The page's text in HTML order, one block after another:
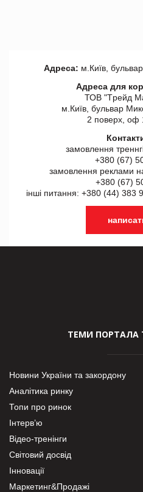
Адреса: м.Київ,
Адреса для
ТОВ "Tрейд
м.Київ, бульвар
2 поверх, оф
замовлення
+380 (67)
замовлення реклами
+380 (67)
інші питання: +380 (44) 383
ТЕМИ ПОРТАЛА
Новини України та закордону
Аналітика ринку
Топи про ринок
Інтерв’ю
Відео-тренінги
Світовий досвід
Інновації
Маркетинг&Продажі